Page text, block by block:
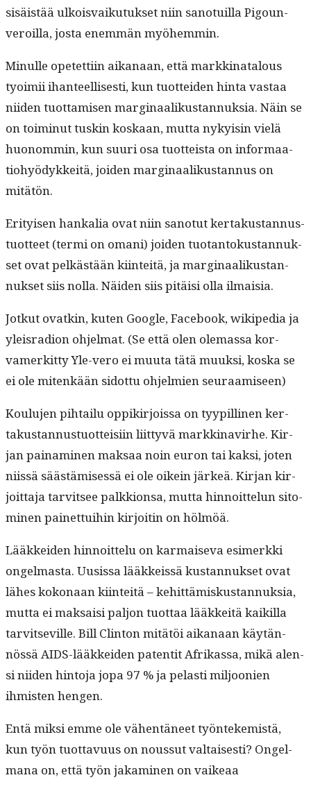
sisäistää ulkois­vaiku­tuk­set niin san­o­tu­il­la Pigoun-
veroil­la, jos­ta enem­män myöhemmin.
Min­ulle opetet­ti­in aikanaan, että markki­na­t­alous
tyoimii ihanteel­lis­es­ti, kun tuot­tei­den hin­ta vas­taa
niiden tuot­tamisen mar­gin­aa­likus­tan­nuk­sia. Näin se
on toimin­ut tuskin koskaan, mut­ta nyky­isin vielä
huonom­min, kun suuri osa tuot­teista on infor­maa­
tio­hyödykkeitä, joiden mar­gin­aa­likus­tan­nus on
mitätön.
Eri­tyisen han­kalia ovat niin san­otut ker­takus­tan­nus­
tuot­teet (ter­mi on omani) joiden tuotan­tokus­tan­nuk­
set ovat pelkästään kiin­teitä, ja mar­gin­aa­likus­tan­
nuk­set siis nol­la. Näi­den siis pitäisi olla ilmaisia.
Jotkut ovatkin, kuten Google, Face­book, wikipedia ja
yleis­ra­dion ohjel­mat. (Se että olen ole­mas­sa kor­
vamerkit­ty Yle-vero ei muu­ta tätä muuk­si, kos­ka se
ei ole mitenkään sidot­tu ohjelmien seuraamiseen)
Koulu­jen pih­tailu oppikir­jois­sa on tyyp­illi­nen ker­
takus­tan­nus­tuot­teisi­in liit­tyvä markki­navirhe. Kir­
jan painami­nen mak­saa noin euron tai kak­si, joten
niis­sä säästämisessä ei ole oikein järkeä. Kir­jan kir­
joit­ta­ja tarvit­see palkkion­sa, mut­ta hin­noit­telun sit­o­
mi­nen painet­tui­hin kir­joitin on hölmöä.
Lääkkei­den hin­noit­telu on kar­mai­se­va esimerk­ki
ongel­mas­ta. Uusis­sa lääkkeis­sä kus­tan­nuk­set ovat
läh­es kokon­aan kiin­teitä – kehit­tämiskus­tan­nuk­sia,
mut­ta ei mak­saisi paljon tuot­taa lääkkeitä kaikil­la
tarvit­seville. Bill Clin­ton mitätöi aikanaan käytän­
nössä AIDS-lääkkei­den paten­tit Afrikas­sa, mikä alen­
si niiden hin­to­ja jopa 97 % ja pelasti miljoonien
ihmis­ten hengen.
Entä mik­si emme ole vähen­täneet työn­tekemistä,
kun työn tuot­tavu­us on nous­sut val­tais­es­ti? Ongel­
mana on, että työn jakami­nen on vaikeaa